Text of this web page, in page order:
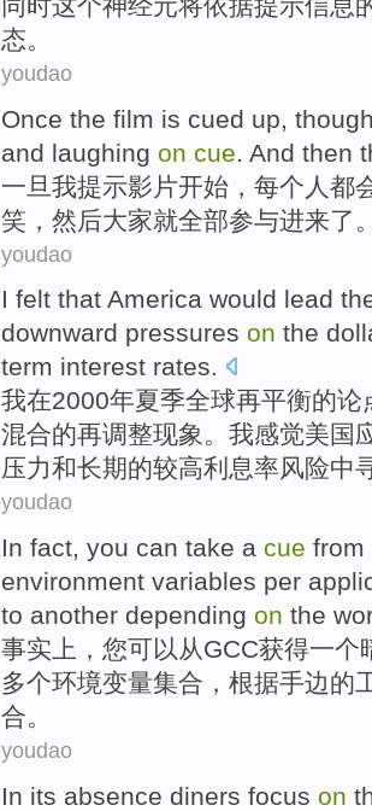
态。
youdao
Once the film is cued up,
and laughing on cue And then
一旦 我提示影片开始， 每个人 都
笑 ，然后大家就全部参与进来了
youdao
I felt that America would lead
downward pressures on the
term interest rates.
我在2000年夏季全球再平衡的论
混合的再调整现象。我感觉美国
压力和长期的较高利息率风险中
youdao
In fact, you can take a cue from
environment variables per
to another depending on the
事实上 ， 您可以 从GCC获得一个
多个环境变量集合 ， 根据手边的
合。
youdao
In its absence diners focus on